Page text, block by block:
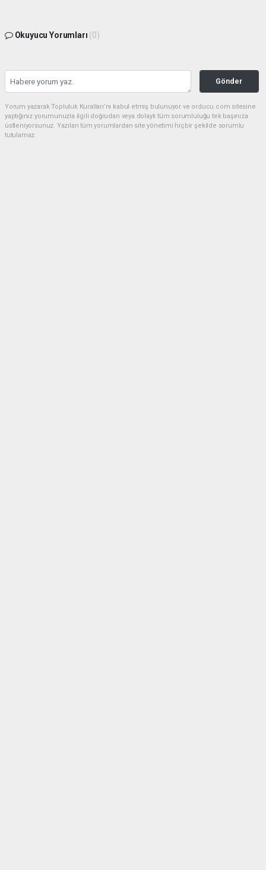
Okuyucu Yorumları (0)
Gönder
Yorum yazarak Topluluk Kuralları’nı kabul etmiş bulunuyor ve orducu.com sitesine
yaptığınız yorumunuzla ilgili doğrudan veya dolaylı tüm sorumluluğu tek başınıza
üstleniyorsunuz. Yazılan tüm yorumlardan site yönetimi hiçbir şekilde sorumlu
tutulamaz.